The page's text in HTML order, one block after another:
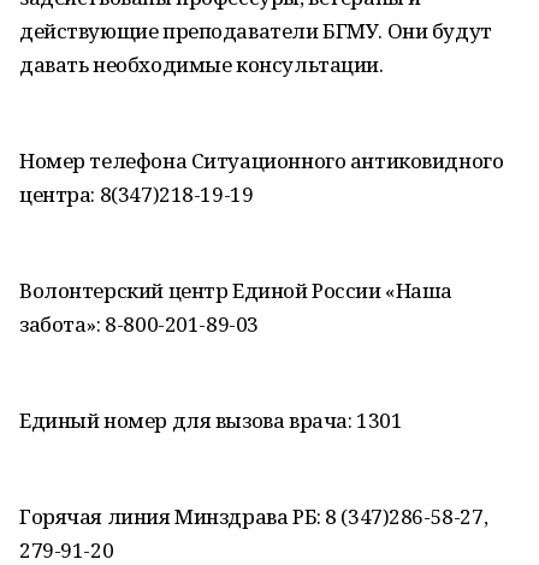
действующие преподаватели БГМУ. Они будут
давать необходимые консультации.
Номер телефона Ситуационного антиковидного
центра: 8(347)218-19-19
Волонтерский центр Единой России «Наша
забота»: 8-800-201-89-03
Единый номер для вызова врача: 1301
Горячая линия Минздрава РБ: 8 (347)286-58-27,
279-91-20